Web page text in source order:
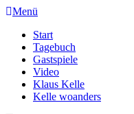
Menü
Start
Tagebuch
Gastspiele
Video
Klaus Kelle
Kelle woanders